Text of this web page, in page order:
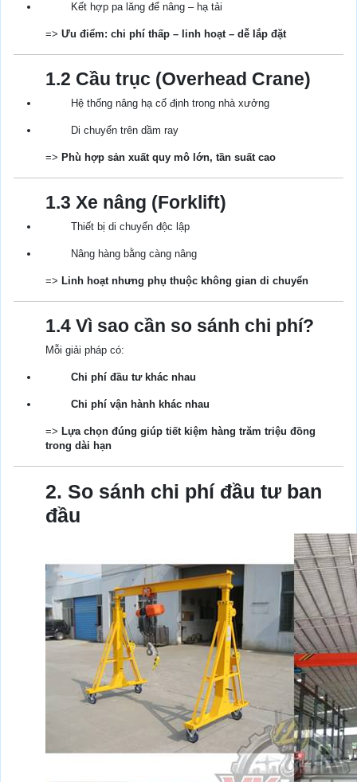
Kết hợp pa lăng để nâng – hạ tải
=> Ưu điểm: chi phí thấp – linh hoạt – dễ lắp đặt
1.2 Cầu trục (Overhead Crane)
Hệ thống nâng hạ cố định trong nhà xưởng
Di chuyển trên dầm ray
=> Phù hợp sản xuất quy mô lớn, tần suất cao
1.3 Xe nâng (Forklift)
Thiết bị di chuyển độc lập
Nâng hàng bằng càng nâng
=> Linh hoạt nhưng phụ thuộc không gian di chuyển
1.4 Vì sao cần so sánh chi phí?
Mỗi giải pháp có:
Chi phí đầu tư khác nhau
Chi phí vận hành khác nhau
=> Lựa chọn đúng giúp tiết kiệm hàng trăm triệu đồng
trong dài hạn
2. So sánh chi phí đầu tư ban
đầu